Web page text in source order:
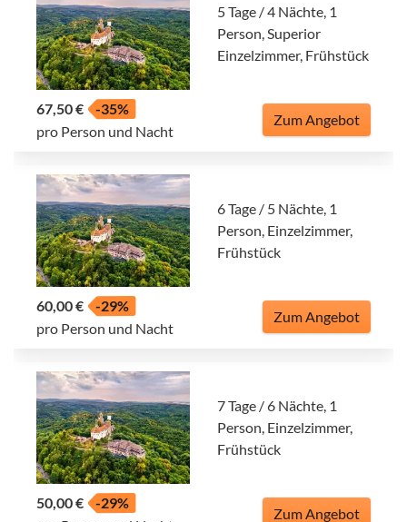
5 Tage / 4 Nächte, 1
Person, Superior
Einzelzimmer, Frühstück
67,50 €
-35%
pro Person und Nacht
Zum Angebot
6 Tage / 5 Nächte, 1
Person, Einzelzimmer,
Frühstück
60,00 €
-29%
pro Person und Nacht
Zum Angebot
7 Tage / 6 Nächte, 1
Person, Einzelzimmer,
Frühstück
50,00 €
-29%
Zum Angebot